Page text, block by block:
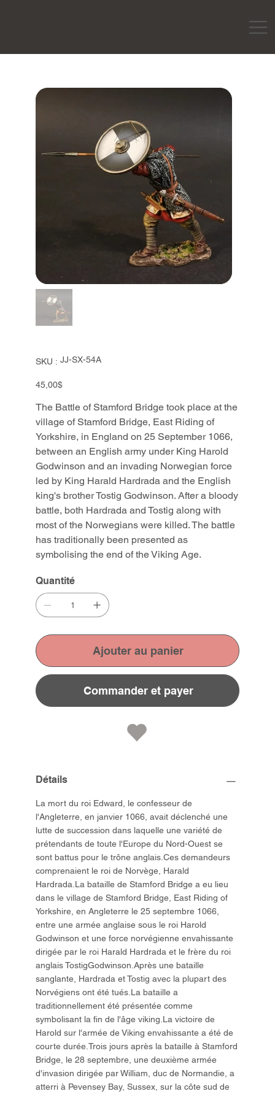
SKU :
SKU
JJ-
JJ-SX-54A
Prix
45,00$
The Battle of Stamford Bridge took place at the
village of Stamford Bridge, East Riding of
Yorkshire, in England on 25 September 1066,
between an English army under King Harold
Godwinson and an invading Norwegian force
led by King Harald Hardrada and the English
king's brother Tostig Godwinson. After a bloody
battle, both Hardrada and Tostig along with
most of the Norwegians were killed. The battle
has traditionally been presented as
symbolising the end of the Viking Age.
Quantité
Ajouter au panier
Commander et payer
Détails
La mort du roi Edward, le confesseur de
l'Angleterre, en janvier 1066, avait déclenché une
lutte de succession dans laquelle une variété de
prétendants de toute l'Europe du Nord-Ouest se
sont battus pour le trône anglais.Ces demandeurs
comprenaient le roi de Norvège, Harald
Hardrada.La bataille de Stamford Bridge a eu lieu
dans le village de Stamford Bridge, East Riding of
Yorkshire, en Angleterre le 25 septembre 1066,
entre une armée anglaise sous le roi Harold
Godwinson et une force norvégienne envahissante
dirigée par le roi Harald Hardrada et le frère du roi
anglais TostigGodwinson.Après une bataille
sanglante, Hardrada et Tostig avec la plupart des
Norvégiens ont été tués.La bataille a
traditionnellement été présentée comme
symbolisant la fin de l'âge viking.La victoire de
Harold sur l'armée de Viking envahissante a été de
courte durée.Trois jours après la bataille à Stamford
Bridge, le 28 septembre, une deuxième armée
d'invasion dirigée par William, duc de Normandie, a
atterri à Pevensey Bay, Sussex, sur la côte sud de